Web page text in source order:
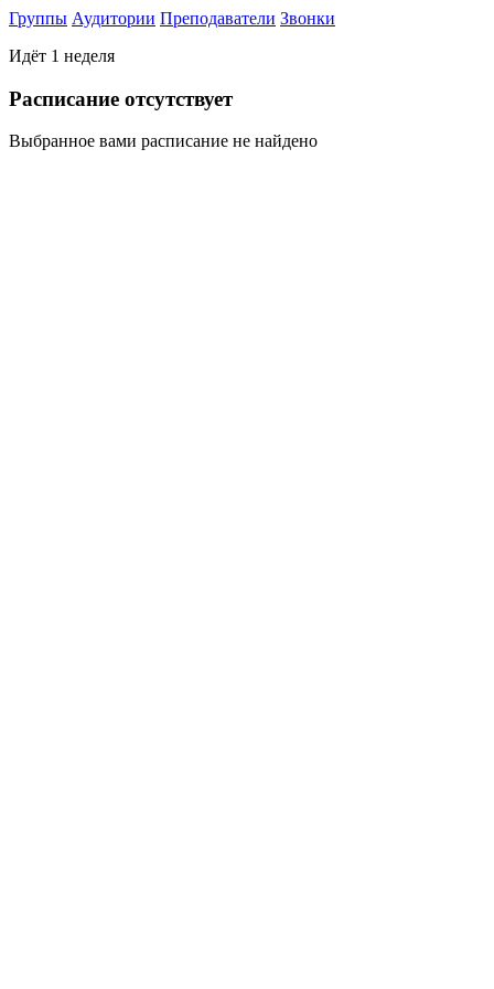
Группы Аудитории Преподаватели Звонки
Идёт 1 неделя
Раcписание отсутствует
Выбранное вами расписание не найдено